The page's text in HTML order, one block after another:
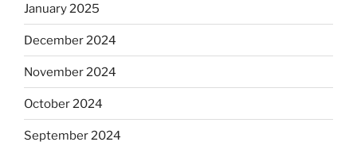
January 2025
December 2024
November 2024
October 2024
September 2024